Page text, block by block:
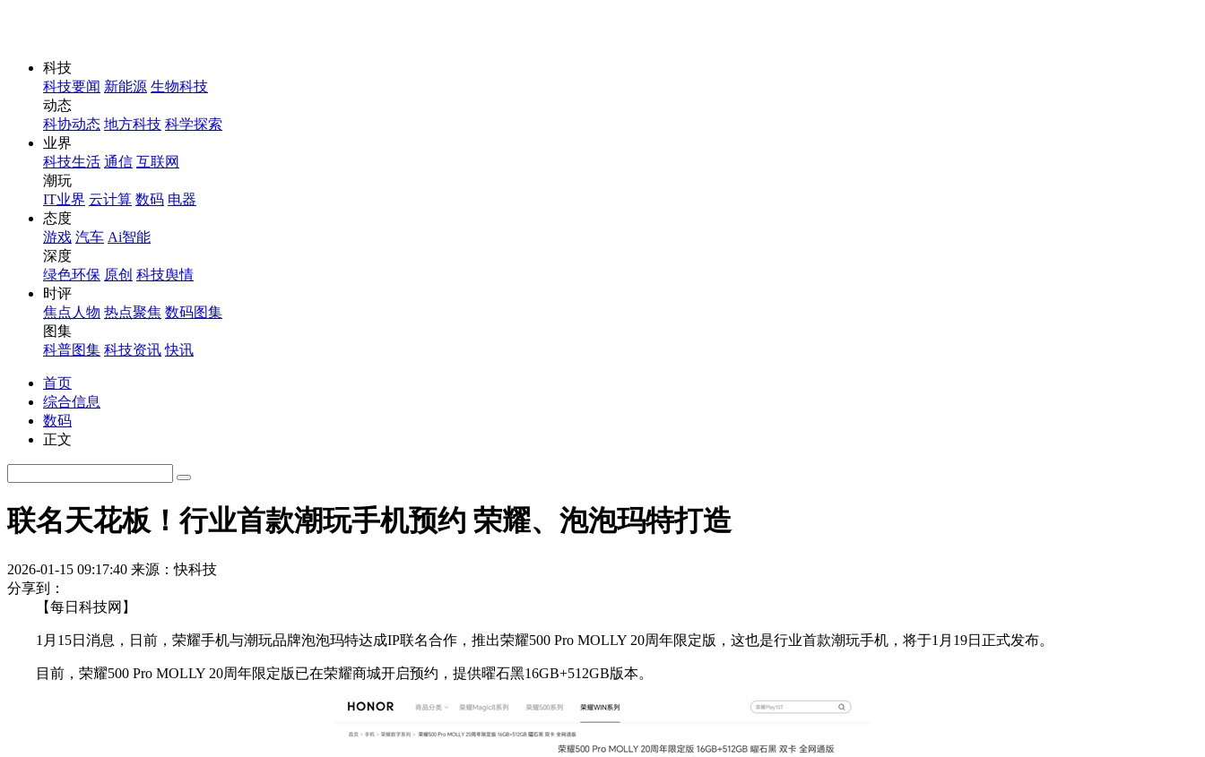
科技
科技要闻 新能源 生物科技
动态
科协动态 地方科技 科学探索
业界
科技生活 通信 互联网
潮玩
IT业界 云计算 数码 电器
态度
游戏 汽车 Ai智能
深度
绿色环保 原创 科技舆情
时评
焦点人物 热点聚焦 数码图集
图集
科普图集 科技资讯 快讯
首页
综合信息
数码
正文
联名天花板！行业首款潮玩手机预约 荣耀、泡泡玛特打造
2026-01-15 09:17:40 来源：快科技
分享到：
【每日科技网】
1月15日消息，日前，荣耀手机与潮玩品牌泡泡玛特达成IP联名合作，推出荣耀500 Pro MOLLY 20周年限定版，这也是行业首款潮玩手机，将于1月19日正式发布。
目前，荣耀500 Pro MOLLY 20周年限定版已在荣耀商城开启预约，提供曜石黑16GB+512GB版本。